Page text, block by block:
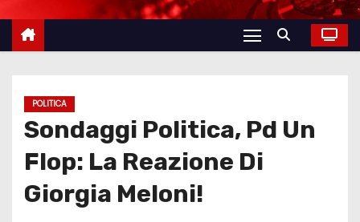
POLITICA
Sondaggi Politica, Pd Un
Flop: La Reazione Di
Giorgia Meloni!